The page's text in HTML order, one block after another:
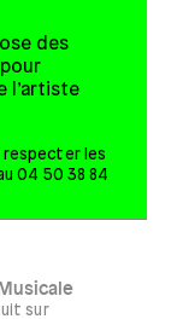
des
l’artiste
respecter les
04 50 38 84
sur